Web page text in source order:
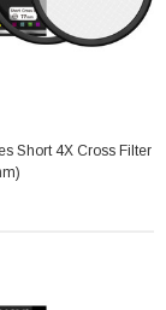
Short 4X Cross Filter